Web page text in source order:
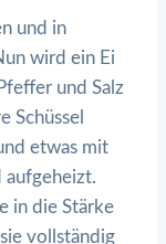
und in
wird ein Ei
und Salz
Schüssel
etwas mit
aufgeheizt.
in die Stärke
vollständig